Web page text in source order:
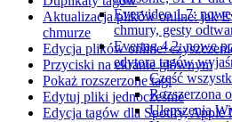
Evervideo 1.7:
chmury, gesty
Evertag 4.2: nowe
edytora tagów
Cześć
Rozszerzona
Ulepszenia
Aktualizacja plików online: jak
chmurze
Edycja plików online:
Przyciski na ekranie głównym
Pokaż rozszerzone tagi
Edytuj pliki jednocześnie
Edycja tagów dla Spotify, Apple